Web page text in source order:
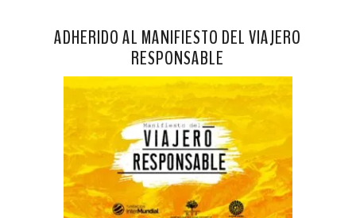
ADHERIDO AL MANIFIESTO DEL VIAJERO
RESPONSABLE